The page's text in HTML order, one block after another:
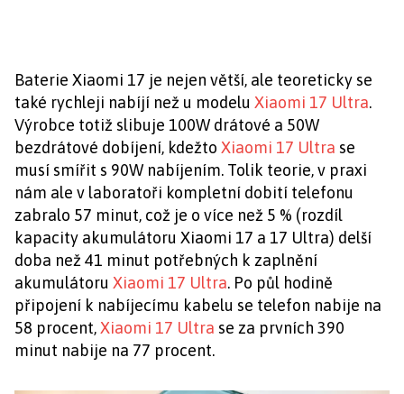
Baterie Xiaomi 17 je nejen větší, ale teoreticky se
také rychleji nabíjí než u modelu Xiaomi 17 Ultra.
Výrobce totiž slibuje 100W drátové a 50W
bezdrátové dobíjení, kdežto Xiaomi 17 Ultra se
musí smířit s 90W nabíjením. Tolik teorie, v praxi
nám ale v laboratoři kompletní dobití telefonu
zabralo 57 minut, což je o více než 5 % (rozdíl
kapacity akumulátoru Xiaomi 17 a 17 Ultra) delší
doba než 41 minut potřebných k zaplnění
akumulátoru Xiaomi 17 Ultra. Po půl hodině
připojení k nabíjecímu kabelu se telefon nabije na
58 procent,Xiaomi 17 Ultra se za prvních 390
minut nabije na 77 procent.